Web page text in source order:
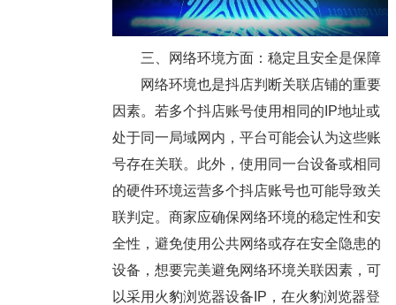
三、网络环境方面：稳定且安全是保障
网络环境也是抖店判断关联店铺的重要
因素。若多个抖店账号使用相同的IP地址或
处于同一局域网内，平台可能会认为这些账
号存在关联。此外，使用同一台设备或相同
的硬件环境运营多个抖店账号也可能导致关
联判定。商家应确保网络环境的稳定性和安
全性，避免使用公共网络或存在安全隐患的
设备，想要完美避免网络环境关联因素，可
以采用火豹浏览器设备IP，在火豹浏览器登